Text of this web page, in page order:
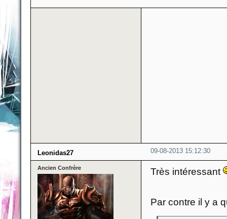
09-08-2013 15:12:30
Leonidas27
Ancien Confrère Très intéressant
Par contre il y a